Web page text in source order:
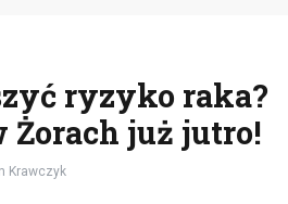
ryzyko raka?
Żorach już jutro!
Krawczyk